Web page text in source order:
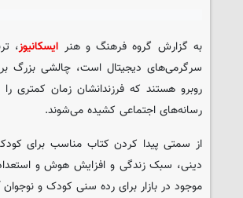
به گزارش گروه فرهنگ و هنر ایسکانیوز،
سرگرمی‌های دیجیتال است، چالشی بزرگ
روبرو هستند که فرزندانشان زمان
رسانه‌های اجتماعی کشیده می‌شوند.
از سمتی پیدا کردن کتاب مناسب برای
دینی، سبک زندگی و افزایش هوش و
موجود در بازار برای رده سنی کودک و